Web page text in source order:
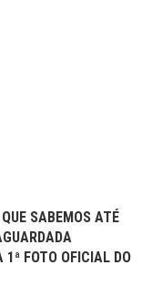
SABEMOS ATÉ
1ª FOTO OFICIAL DO